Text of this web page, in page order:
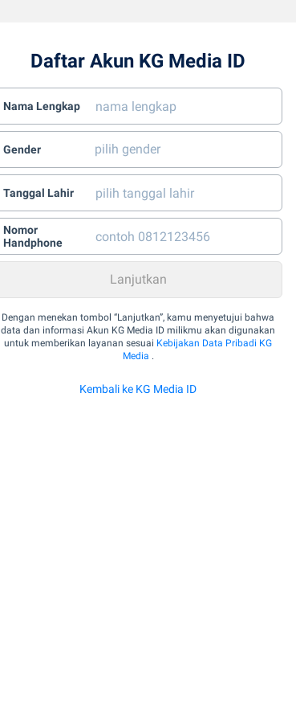
Daftar Akun KG Media ID
Nama Lengkap
Gender
Tanggal Lahir
Nomor
Handphone
Dengan menekan tombol “Lanjutkan”, kamu menyetujui bahwa
data dan informasi Akun KG Media ID milikmu akan digunakan
untuk memberikan layanan sesuai Kebijakan Data Pribadi KG
Media .
Kembali ke KG Media ID